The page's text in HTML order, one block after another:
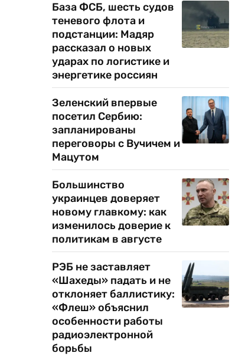
База ФСБ, шесть судов
теневого флота и
подстанции: Мадяр
рассказал о новых
ударах по логистике и
энергетике россиян
Зеленский впервые
посетил Сербию:
запланированы
переговоры с Вучичем и
Мацутом
Большинство
украинцев доверяет
новому главкому: как
изменилось доверие к
политикам в августе
РЭБ не заставляет
«Шахеды» падать и не
отклоняет баллистику:
«Флеш» объяснил
особенности работы
радиоэлектронной
борьбы